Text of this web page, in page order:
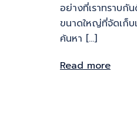
อย่างที่เราทราบกั
ขนาดใหญ่ที่จัดเก็บ
ค้นหา […]
Read more